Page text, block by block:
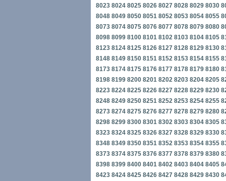
8023 8024 8025 8026 8027 8028 8029 8030
8048 8049 8050 8051 8052 8053 8054 8055
8073 8074 8075 8076 8077 8078 8079 8080
8098 8099 8100 8101 8102 8103 8104 8105
8123 8124 8125 8126 8127 8128 8129 8130
8148 8149 8150 8151 8152 8153 8154 8155
8173 8174 8175 8176 8177 8178 8179 8180
8198 8199 8200 8201 8202 8203 8204 8205
8223 8224 8225 8226 8227 8228 8229 8230
8248 8249 8250 8251 8252 8253 8254 8255
8273 8274 8275 8276 8277 8278 8279 8280
8298 8299 8300 8301 8302 8303 8304 8305
8323 8324 8325 8326 8327 8328 8329 8330
8348 8349 8350 8351 8352 8353 8354 8355
8373 8374 8375 8376 8377 8378 8379 8380
8398 8399 8400 8401 8402 8403 8404 8405
8423 8424 8425 8426 8427 8428 8429 8430